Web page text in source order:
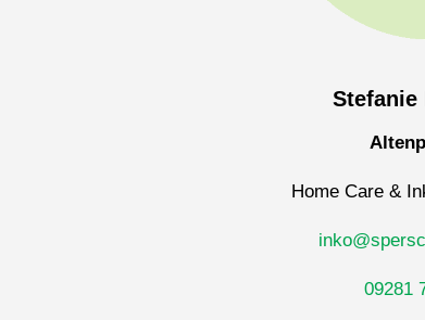
Stefanie
Home Care &
09281